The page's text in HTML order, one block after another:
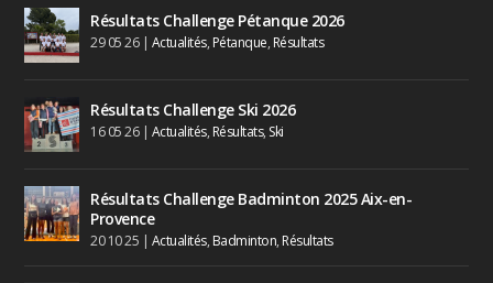
Résultats Challenge Pétanque 2026
29 05 26| Actualités, Pétanque, Résultats
Résultats Challenge Ski 2026
16 05 26| Actualités, Résultats, Ski
Résultats Challenge Badminton 2025 Aix-en-
Provence
20 10 25 | Actualités, Badminton, Résultats